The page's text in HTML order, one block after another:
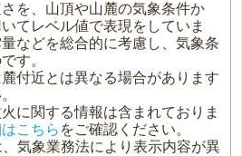
を、山頂や山麓の気象条件か
てレベル値で表現をしていま
などを総合的に考慮し、気象条
す。
付近とは異なる場合があります
に関する情報は含まれておりま
こちら をご確認ください。
気象業務法により表示内容が異